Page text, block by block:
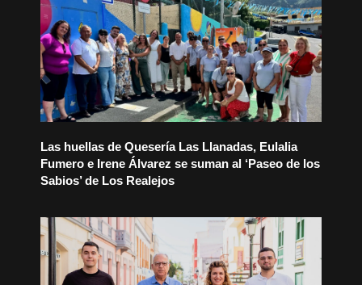
Las huellas de Quesería Las Llanadas, Eulalia
Fumero e Irene Álvarez se suman al ‘Paseo de los
Sabios’ de Los Realejos